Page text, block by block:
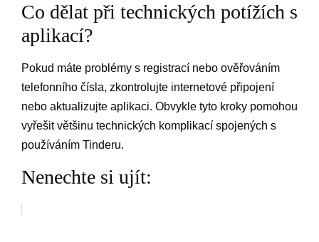
Co dělat při technických potížích s
aplikací?
Pokud máte problémy s registrací nebo ověřováním
telefonního čísla, zkontrolujte internetové připojení
nebo aktualizujte aplikaci. Obvykle tyto kroky pomohou
vyřešit většinu technických komplikací spojených s
používáním Tinderu.
Nenechte si ujít: